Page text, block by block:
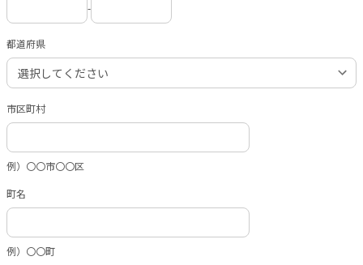
-
都道府県
市区町村
例）〇〇市〇〇区
町名
例）〇〇町